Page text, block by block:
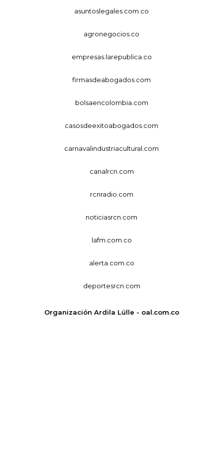
asuntoslegales.com.co
agronegocios.co
empresas.larepublica.co
firmasdeabogados.com
bolsaencolombia.com
casosdeexitoabogados.com
carnavalindustriacultural.com
canalrcn.com
rcnradio.com
noticiasrcn.com
lafm.com.co
alerta.com.co
deportesrcn.com
Organización Ardila Lülle - oal.com.co